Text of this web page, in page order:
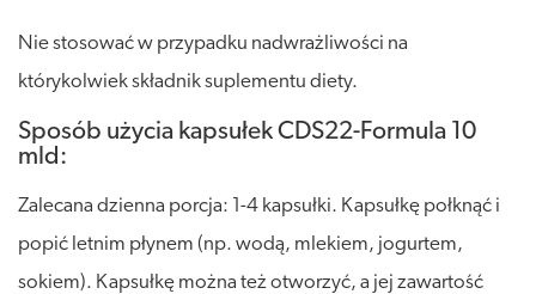
Nie stosować w przypadku nadwrażliwości na
którykolwiek składnik suplementu diety.
Sposób użycia kapsułek CDS22-Formula 10
mld:
Zalecana dzienna porcja: 1-4 kapsułki. Kapsułkę połknąć i
popić letnim płynem (np. wodą, mlekiem, jogurtem,
sokiem). Kapsułkę można też otworzyć, a jej zawartość